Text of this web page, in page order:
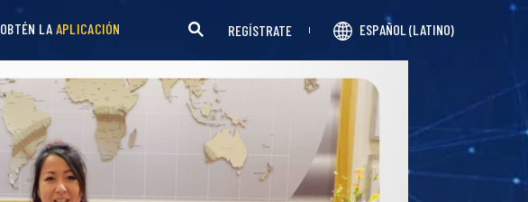
OBTÉN LA APLICACIÓN REGÍSTRATE ESPAÑOL (LATINO)